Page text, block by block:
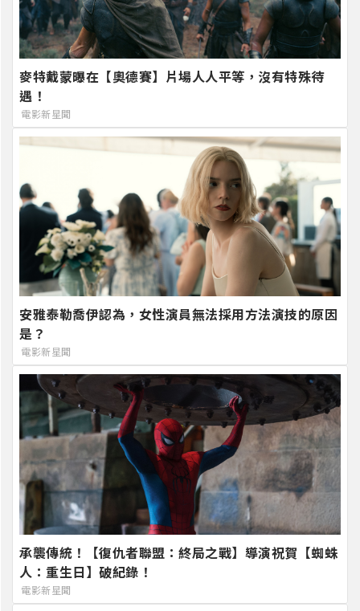
麥特戴蒙曝在【奧德賽】片場人人平等，沒有特殊待
遇！
電影新星聞
安雅泰勒喬伊認為，女性演員無法採用方法演技的原因
是？
電影新星聞
承襲傳統！【復仇者聯盟：終局之戰】導演祝賀【蜘蛛
人：重生日】破紀錄！
電影新星聞